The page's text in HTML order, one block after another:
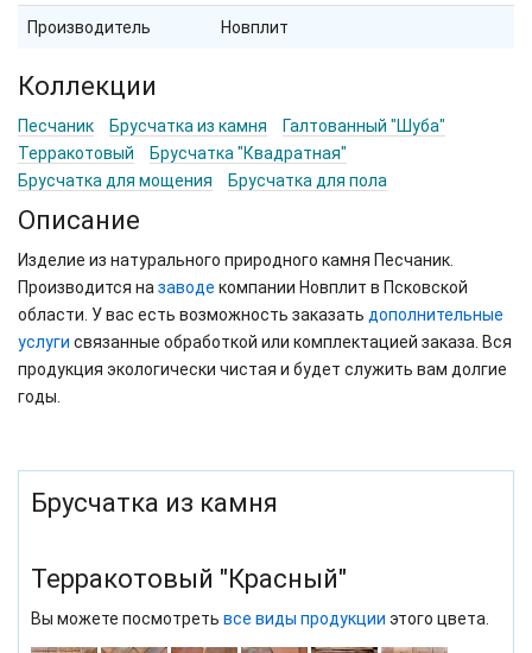
Производитель Новплит
Коллекции
Песчаник Брусчатка из камня
Галтованный "Шуба"
Терракотовый
Брусчатка "Квадратная"
Брусчатка для мощения
Брусчатка для пола
Описание
Изделие из натурального природного камня Песчаник.
Производится на заводе компании Новплит в Псковской
области. У вас есть возможность заказать дополнительные
услуги связанные обработкой или комплектацией заказа. Вся
продукция экологически чистая и будет служить вам долгие
годы.
Брусчатка из камня
Терракотовый "Красный"
Вы можете посмотреть все виды продукции этого цвета.